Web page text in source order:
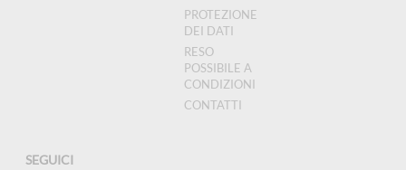
PROTEZIONE
DEI DATI
RESO
POSSIBILE A
CONDIZIONI
CONTATTI
SEGUICI